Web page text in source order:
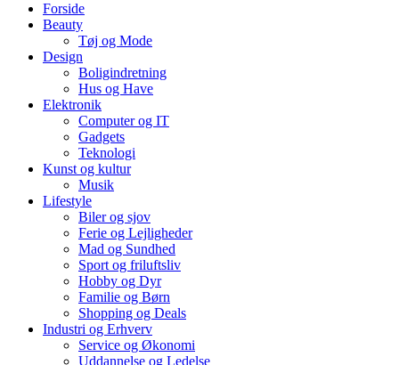
Forside
Beauty
Tøj og Mode
Design
Boligindretning
Hus og Have
Elektronik
Computer og IT
Gadgets
Teknologi
Kunst og kultur
Musik
Lifestyle
Biler og sjov
Ferie og Lejligheder
Mad og Sundhed
Sport og friluftsliv
Hobby og Dyr
Familie og Børn
Shopping og Deals
Industri og Erhverv
Service og Økonomi
Uddannelse og Ledelse